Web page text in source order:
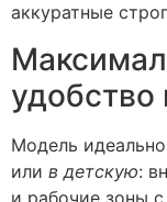
аккуратные
удобство
Модель
или в детскую:
и рабочие зоны